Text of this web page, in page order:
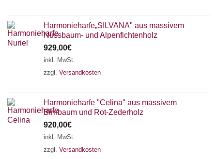
Harmonieharfe„SILVANA" aus massivem
Nussbaum- und Alpenfichtenholz
929,00€
inkl. MwSt.
zzgl. Versandkosten
Harmonieharfe "Celina" aus massivem
Birnbaum und Rot-Zederholz
920,00€
inkl. MwSt.
zzgl. Versandkosten